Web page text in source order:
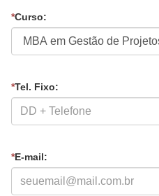
*Curso:
*Tel. Fixo:
*E-mail: